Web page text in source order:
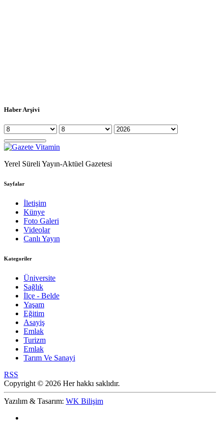
Haber Arşivi
Yerel Süreli Yayın-Aktüel Gazetesi
Sayfalar
İletişim
Künye
Foto Galeri
Videolar
Canlı Yayın
Kategoriler
Üniversite
Sağlık
İlçe - Belde
Yaşam
Eğitim
Asayiş
Emlak
Turizm
Emlak
Tarım Ve Sanayi
RSS
Copyright © 2026 Her hakkı saklıdır.
Yazılım & Tasarım: WK Bilişim